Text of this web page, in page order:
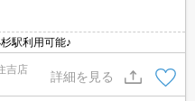
駅利用可能♪
吉店
詳細を見る